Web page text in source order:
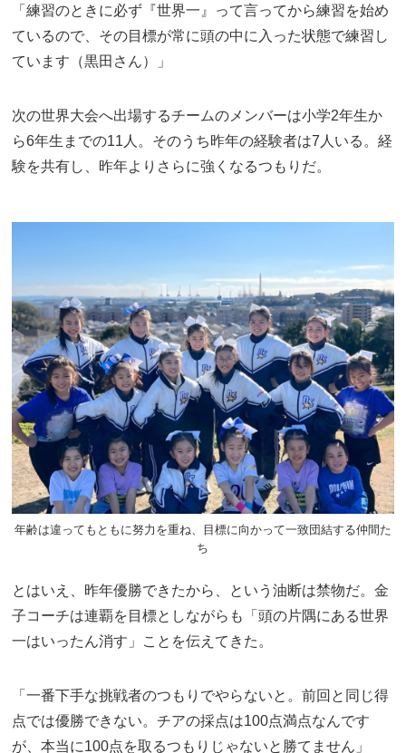
「練習のときに必ず『世界一』って言ってから練習を始め
ているので、その目標が常に頭の中に入った状態で練習し
ています（黒田さん）」
次の世界大会へ出場するチームのメンバーは小学2年生か
ら6年生までの11人。そのうち昨年の経験者は7人いる。経
験を共有し、昨年よりさらに強くなるつもりだ。
年齢は違ってもともに努力を重ね、目標に向かって一致団結する仲間た
ち
とはいえ、昨年優勝できたから、という油断は禁物だ。金
子コーチは連覇を目標としながらも「頭の片隅にある世界
一はいったん消す」ことを伝えてきた。
「一番下手な挑戦者のつもりでやらないと。前回と同じ得
点では優勝できない。チアの採点は100点満点なんです
が、本当に100点を取るつもりじゃないと勝てません」